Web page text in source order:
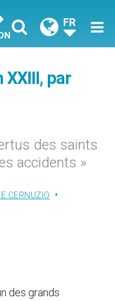
FR
XXIII, par
des saints
accidents »
CERNUZIO
des grands